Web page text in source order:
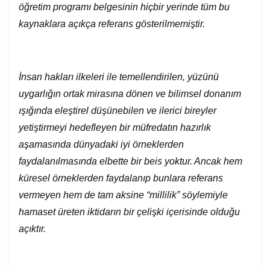
öğretim programı belgesinin hiçbir yerinde tüm bu
kaynaklara açıkça referans gösterilmemiştir.
İnsan hakları ilkeleri ile temellendirilen, yüzünü
uygarlığın ortak mirasına dönen ve bilimsel donanım
ışığında eleştirel düşünebilen ve ilerici bireyler
yetiştirmeyi hedefleyen bir müfredatın hazırlık
aşamasında dünyadaki iyi örneklerden
faydalanılmasında elbette bir beis yoktur. Ancak hem
küresel örneklerden faydalanıp bunlara referans
vermeyen hem de tam aksine “millilik” söylemiyle
hamaset üreten iktidarın bir çelişki içerisinde olduğu
açıktır.